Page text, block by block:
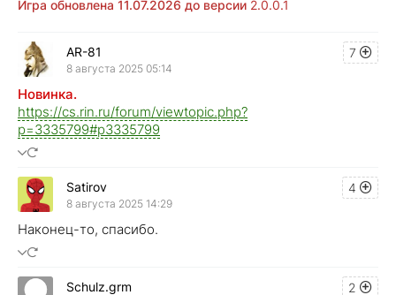
Игра обновлена 11.07.2026 до версии 2.0.0.1
7
AR-81
8 августа 2025 05:14
Новинка.
https://cs.rin.ru/forum/viewtopic.php?
p=3335799#p3335799
4
Satirov
8 августа 2025 14:29
Наконец-то, спасибо.
2
Schulz.grm